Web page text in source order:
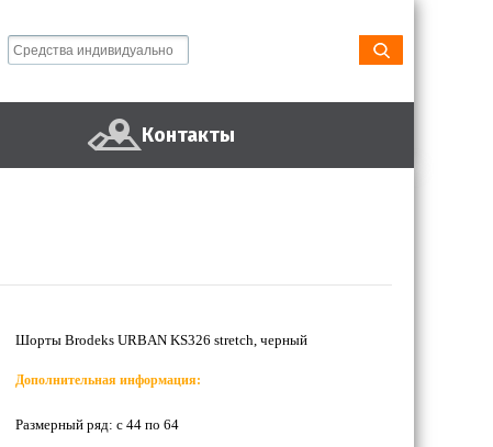
Контакты
Шорты Brodeks URBAN KS326 stretch, черный
Дополнительная информация:
Размерный ряд: с 44 по 64